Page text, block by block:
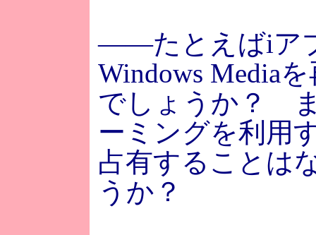
――たとえばiア
Windows Media
でしょうか？
ーミングを利用
占有することは
うか？